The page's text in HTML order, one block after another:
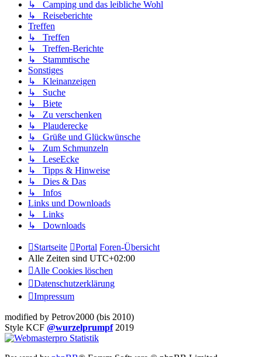
↳ Camping und das leibliche Wohl
↳ Reiseberichte
Treffen
↳ Treffen
↳ Treffen-Berichte
↳ Stammtische
Sonstiges
↳ Kleinanzeigen
↳ Suche
↳ Biete
↳ Zu verschenken
↳ Plauderecke
↳ Grüße und Glückwünsche
↳ Zum Schmunzeln
↳ LeseEcke
↳ Tipps & Hinweise
↳ Dies & Das
↳ Infos
Links und Downloads
↳ Links
↳ Downloads
Startseite Portal Foren-Übersicht
Alle Zeiten sind UTC+02:00
Alle Cookies löschen
Datenschutzerklärung
Impressum
modified by Petrov2000 (bis 2010)
Style KCF @wurzelprumpf2019